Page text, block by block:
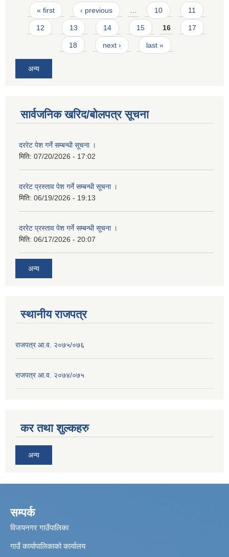
Pages
« first ‹ previous 10 11
12 13 14 15 16 17
18 next › last »
अन्य
सार्वजनिक खरिद/बोलपत्र सूचना
दररेट पेश गर्ने सम्बन्धी सूचना ।
मिति: 07/20/2026 - 17:02
दररेट प्रस्ताव पेश गर्ने सम्बन्धी सूचना ।
मिति: 06/19/2026 - 19:13
दररेट प्रस्ताव पेश गर्ने सम्बन्धी सूचना ।
मिति: 06/17/2026 - 20:07
अन्य
स्थानीय राजपत्र
राजपत्र आ.व. २०७५/०७६
राजपत्र आ.व. २०७४/०७५
कर तथा शुल्कहरु
अन्य
सम्पर्क
विजयनगर गाउँपालिका
गाउँ कार्यापालिकाको कार्यालय